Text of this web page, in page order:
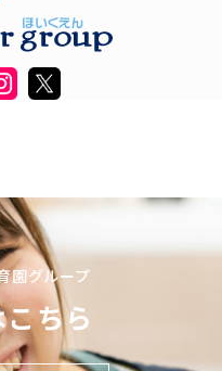
園グループ
ちら